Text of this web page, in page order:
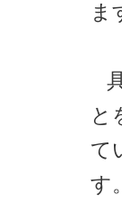
ま
と
て
す。